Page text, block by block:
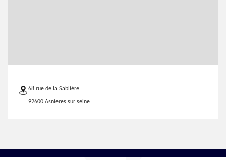
68 rue de la Sablière
92600 Asnieres sur seine